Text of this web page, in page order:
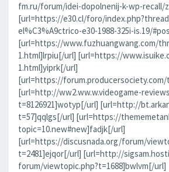
fm.ru/forum/idei-dopolnenij-k-wp-recall/
[url=https://e30.cl/foro/
el%C3%A9ctrico-e30-1988-325i-is.19/
[url=https://www.fuzhuangwang.com/
1.html]lrpiu[/url] [url=https://
1.html]yiprk[/url]
[url=https://
[url=http://ww2.ww.w.videogame-
t=8126921]wotyp[/url] [url=http://
t=57]qqlgs[/url] [url=https://
topic=10.new#new]fadjk[/url]
[url=https://discusnada.org/forum/
t=2481]ejqor[/url] [url=http://
forum/viewtopic.php?t=1688]bwlvm[/url]